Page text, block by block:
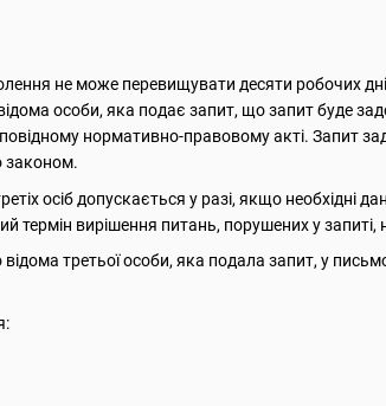
не може перевищувати десяти робочих
особи, яка подає запит, що запит буде
нормативно-правовому акті. Запит
законом.
осіб допускається у разі, якщо необхідні
термін вирішення питань, порушених у
третьої особи, яка подала запит, у